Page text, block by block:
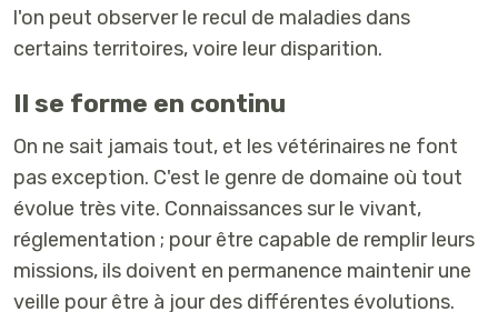
l'on peut observer le recul de maladies dans
certains territoires, voire leur disparition.
Il se forme en continu
On ne sait jamais tout, et les vétérinaires ne font
pas exception. C'est le genre de domaine où tout
évolue très vite. Connaissances sur le vivant,
réglementation ; pour être capable de remplir leurs
missions, ils doivent en permanence maintenir une
veille pour être à jour des différentes évolutions.